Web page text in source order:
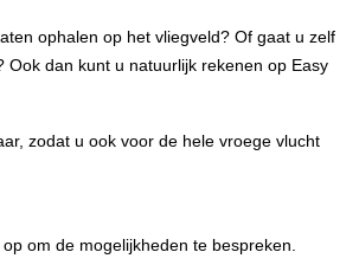
ophalen op het vliegveld? Of gaat u zelf
Ook dan kunt u natuurlijk rekenen op Easy
zodat u ook voor de hele vroege vlucht
om de mogelijkheden te bespreken.